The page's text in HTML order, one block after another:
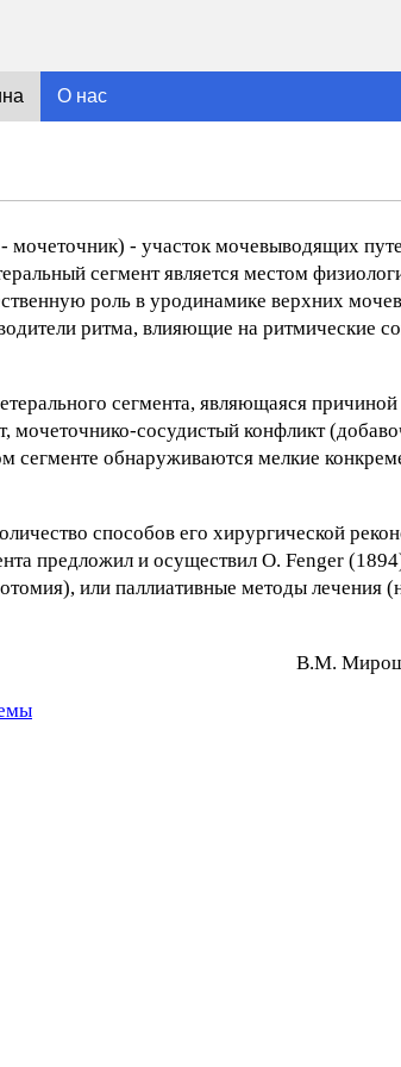
О нас
мочеточник) - участок мочевыводящих
сегмент является местом
роль в уродинамике верхних
ритма, влияющие на ритмические
сегмента, являющаяся
сосудистый конфликт
сегменте обнаруживаются мелкие
способов его хирургической
предложил и осуществил О. Fenger
или паллиативные методы лечения
В.М.